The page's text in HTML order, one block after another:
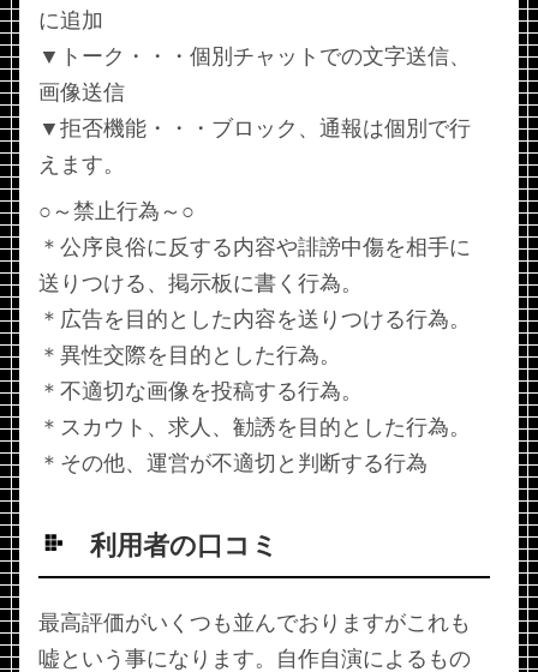
に追加
▼トーク・・・個別チャットでの文字送信、
画像送信
▼拒否機能・・・ブロック、通報は個別で行
えます。
○～禁止行為～○
＊公序良俗に反する内容や誹謗中傷を相手に
送りつける、掲示板に書く行為。
＊広告を目的とした内容を送りつける行為。
＊異性交際を目的とした行為。
＊不適切な画像を投稿する行為。
＊スカウト、求人、勧誘を目的とした行為。
＊その他、運営が不適切と判断する行為
利用者の口コミ
最高評価がいくつも並んでおりますがこれも
嘘という事になります。自作自演によるもの